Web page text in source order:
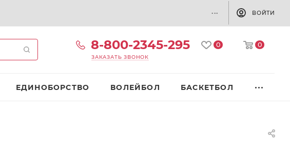
... ВОЙТИ
8-800-2345-295
ЗАКАЗАТЬ ЗВОНОК
0 0
ЕДИНОБОРСТВО ВОЛЕЙБОЛ БАСКЕТБОЛ